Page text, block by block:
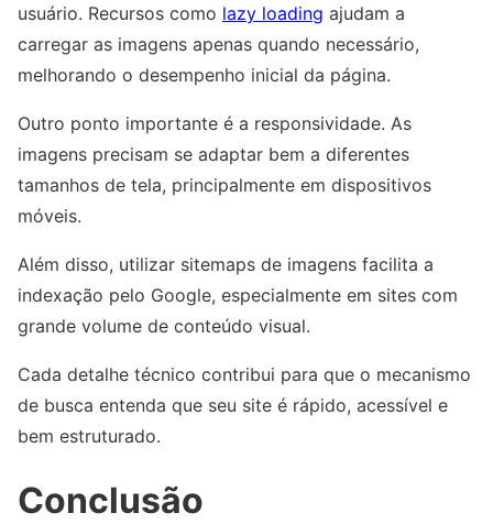
usuário. Recursos como lazy loading ajudam a
carregar as imagens apenas quando necessário,
melhorando o desempenho inicial da página.
Outro ponto importante é a responsividade. As
imagens precisam se adaptar bem a diferentes
tamanhos de tela, principalmente em dispositivos
móveis.
Além disso, utilizar sitemaps de imagens facilita a
indexação pelo Google, especialmente em sites com
grande volume de conteúdo visual.
Cada detalhe técnico contribui para que o mecanismo
de busca entenda que seu site é rápido, acessível e
bem estruturado.
Conclusão